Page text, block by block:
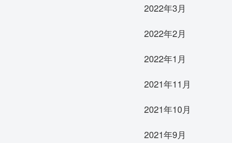
2022年3月
2022年2月
2022年1月
2021年11月
2021年10月
2021年9月